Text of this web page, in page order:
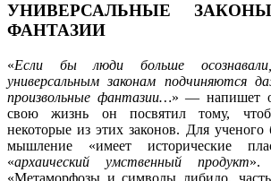
УНИВЕРСАЛЬНЫЕ
ФАНТАЗИИ
«Если бы люди больше
универсальным законам подчиняются
произвольные фантазии…» — напишет
свою жизнь он посвятил тому,
некоторые из этих законов. Для
мышление «имеет исторические
«архаический умственный продукт».